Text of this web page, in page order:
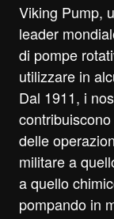
Viking Pump,
leader
di pompe
utilizzare in
Dal 1911, i
delle
militare a
a quello
pompando in